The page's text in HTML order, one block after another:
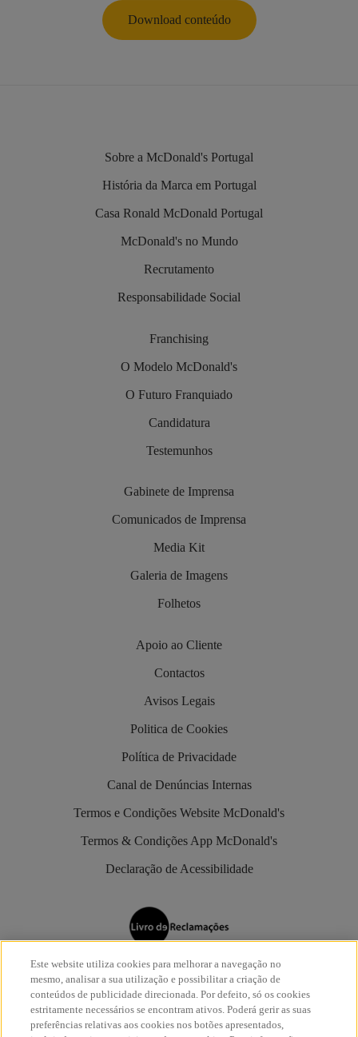
Download conteúdo
Sobre a McDonald's Portugal
História da Marca em Portugal
Casa Ronald McDonald Portugal
McDonald's no Mundo
Recrutamento
Responsabilidade Social
Franchising
O Modelo McDonald's
O Futuro Franquiado
Candidatura
Testemunhos
Gabinete de Imprensa
Comunicados de Imprensa
Media Kit
Galeria de Imagens
Folhetos
Apoio ao Cliente
Contactos
Avisos Legais
Politica de Cookies
Política de Privacidade
Canal de Denúncias Internas
Termos e Condições Website McDonald's
Termos & Condições App McDonald's
Declaração de Acessibilidade
Os restaurantes McDonald’s são aderentes doLivro de
Reclamações Eletrónico.
Este website utiliza cookies para melhorar a navegação no
mesmo, analisar a sua utilização e possibilitar a criação de
conteúdos de publicidade direcionada. Por defeito, só os cookies
estritamente necessários se encontram ativos. Poderá gerir as suas
preferências relativas aos cookies nos botões apresentados,